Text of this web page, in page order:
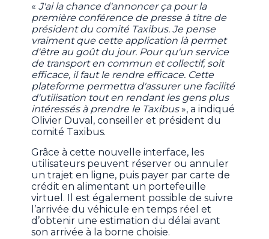
«J'ai la chance d'annoncer ça pour la
première conférence de presse à titre de
président du comité Taxibus. Je pense
vraiment que cette application là permet
d'être au goût du jour. Pour qu'un service
de transport en commun et collectif, soit
efficace, il faut le rendre efficace. Cette
plateforme permettra d'assurer une facilité
d'utilisation tout en rendant les gens plus
intéressés à prendre le Taxibus», a indiqué
Olivier Duval, conseiller et président du
comité Taxibus.
Grâce à cette nouvelle interface, les
utilisateurs peuvent réserver ou annuler
un trajet en ligne, puis payer par carte de
crédit en alimentant un portefeuille
virtuel. Il est également possible de suivre
l’arrivée du véhicule en temps réel et
d’obtenir une estimation du délai avant
son arrivée à la borne choisie.